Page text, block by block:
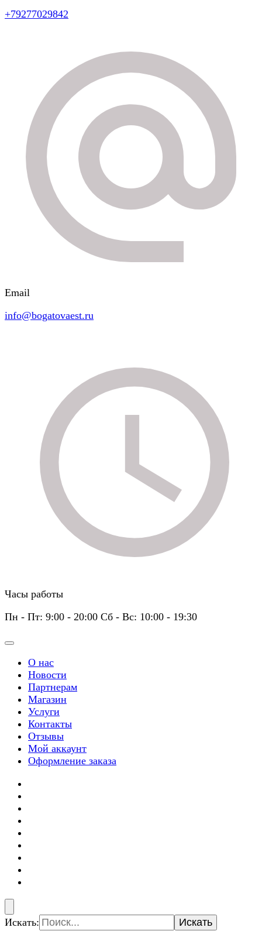
+79277029842
Email
info@bogatovaest.ru
Часы работы
Пн - Пт: 9:00 - 20:00 Сб - Вс: 10:00 - 19:30
О нас
Новости
Партнерам
Магазин
Услуги
Контакты
Отзывы
Мой аккаунт
Оформление заказа
Искать: